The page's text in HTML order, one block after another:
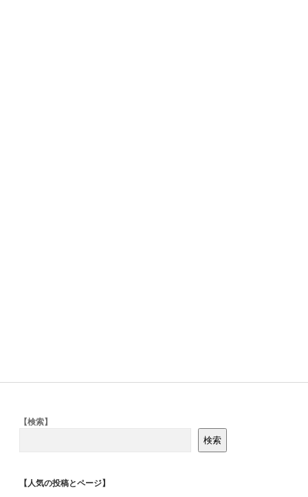
Sidebar
【検索】
検索
【人気の投稿とページ】